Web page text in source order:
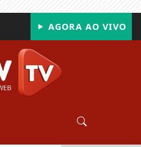
AGORA AO VIVO